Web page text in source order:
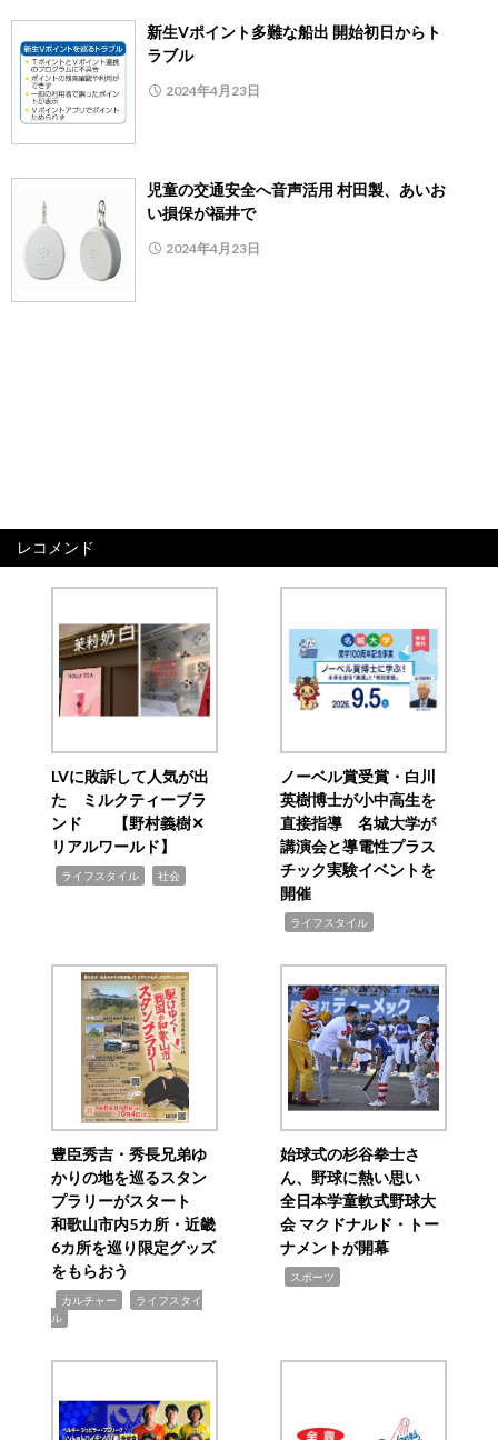
新生Vポイント多難な船出 開始初日からト
ラブル
2024年4月23日
児童の交通安全へ音声活用 村田製、あいお
い損保が福井で
2024年4月23日
レコメンド
LVに敗訴して人気が出
た ミルクティーブラ
ンド 【野村義樹✕
リアルワールド】
ライフスタイル 社会
ノーベル賞受賞・白川
英樹博士が小中高生を
直接指導 名城大学が
講演会と導電性プラス
チック実験イベントを
開催
ライフスタイル
豊臣秀吉・秀長兄弟ゆ
かりの地を巡るスタン
プラリーがスタート
和歌山市内5カ所・近畿
6カ所を巡り限定グッズ
をもらおう
カルチャー
ライフスタイ
ル
始球式の杉谷拳士さ
ん、野球に熱い思い
全日本学童軟式野球大
会 マクドナルド・トー
ナメントが開幕
スポーツ